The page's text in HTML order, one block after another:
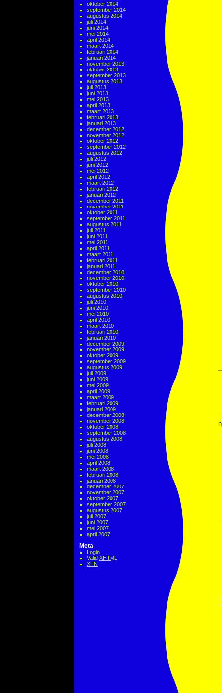
oktober 2014
september 2014
augustus 2014
juli 2014
juni 2014
mei 2014
april 2014
maart 2014
februari 2014
januari 2014
november 2013
oktober 2013
september 2013
augustus 2013
juli 2013
juni 2013
mei 2013
april 2013
maart 2013
februari 2013
januari 2013
december 2012
november 2012
oktober 2012
september 2012
augustus 2012
juli 2012
juni 2012
mei 2012
april 2012
maart 2012
februari 2012
januari 2012
december 2011
november 2011
oktober 2011
september 2011
augustus 2011
juli 2011
juni 2011
mei 2011
april 2011
maart 2011
februari 2011
januari 2011
december 2010
november 2010
oktober 2010
september 2010
augustus 2010
juli 2010
juni 2010
mei 2010
april 2010
maart 2010
februari 2010
januari 2010
december 2009
november 2009
oktober 2009
september 2009
augustus 2009
juli 2009
juni 2009
mei 2009
april 2009
maart 2009
februari 2009
januari 2009
december 2008
november 2008
oktober 2008
september 2008
augustus 2008
juli 2008
juni 2008
mei 2008
april 2008
maart 2008
februari 2008
januari 2008
december 2007
november 2007
oktober 2007
september 2007
augustus 2007
juli 2007
juni 2007
mei 2007
april 2007
Meta
Login
Valid XHTML
XFN